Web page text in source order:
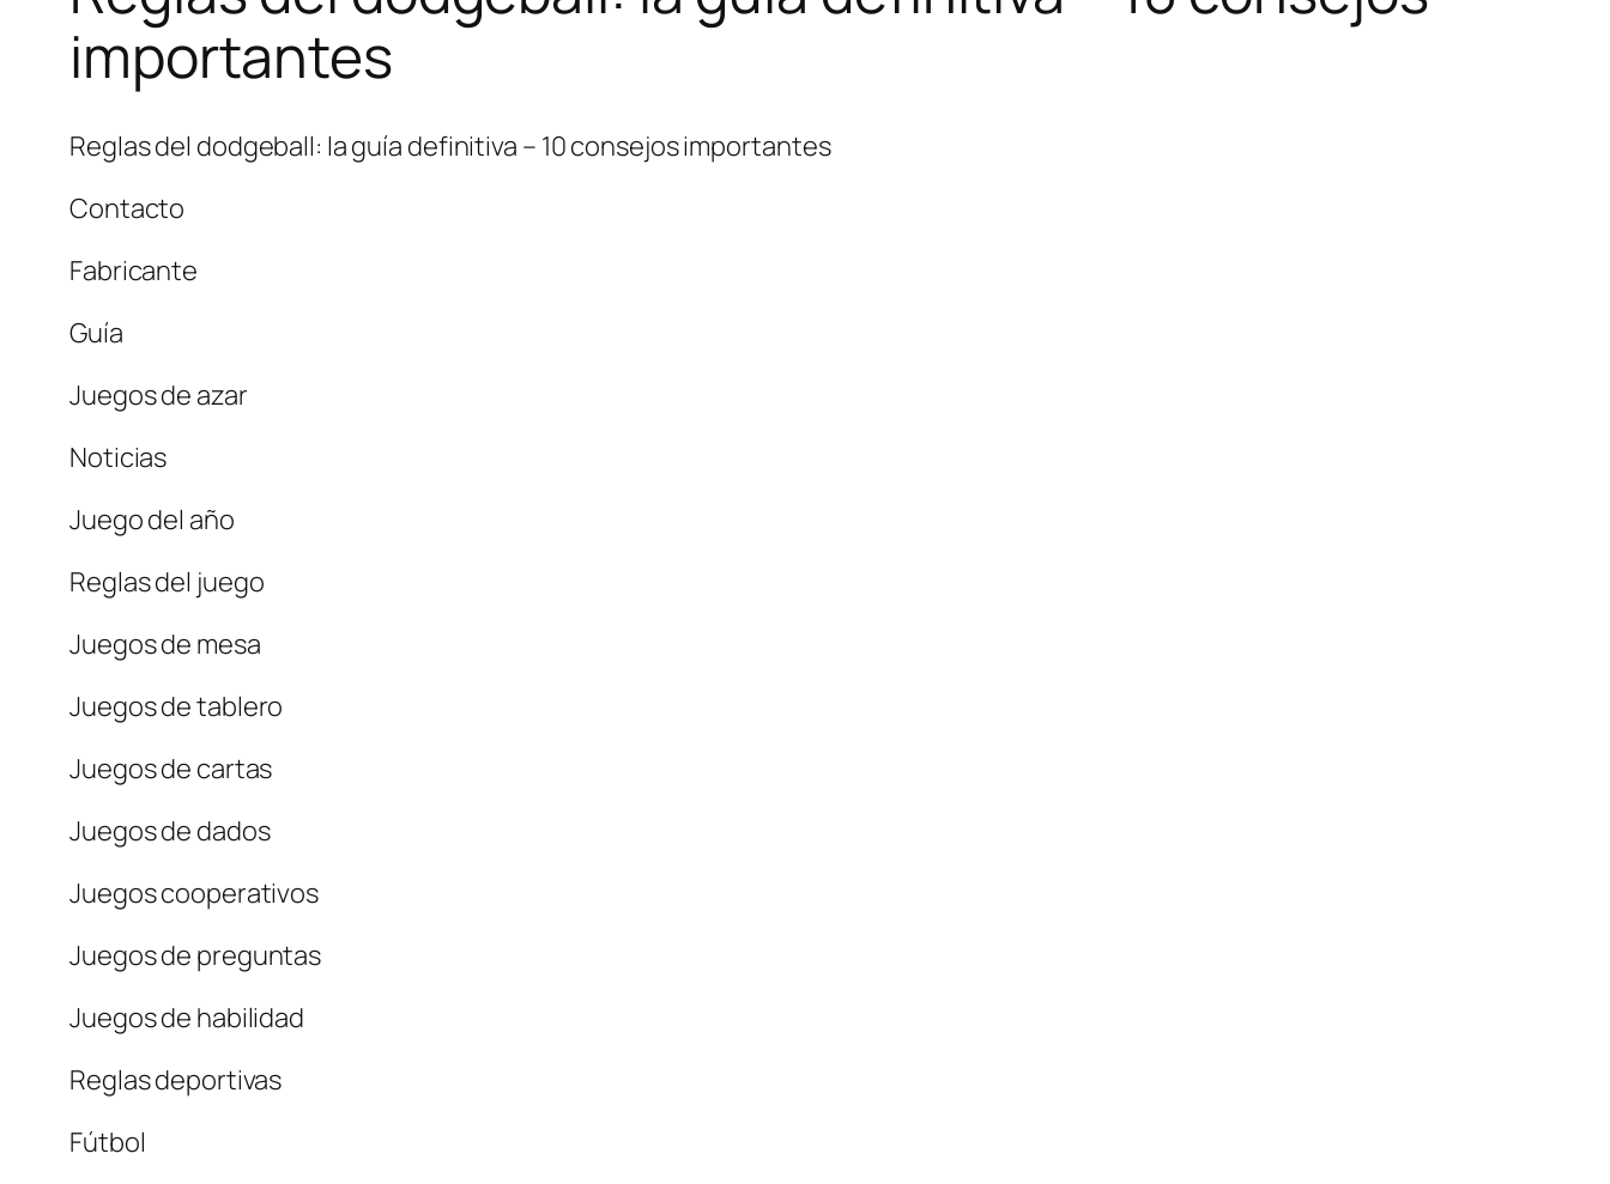
importantes
Reglas del dodgeball: la guía definitiva – 10 consejos importantes
Contacto
Fabricante
Guía
Juegos de azar
Noticias
Juego del año
Reglas del juego
Juegos de mesa
Juegos de tablero
Juegos de cartas
Juegos de dados
Juegos cooperativos
Juegos de preguntas
Juegos de habilidad
Reglas deportivas
Fútbol